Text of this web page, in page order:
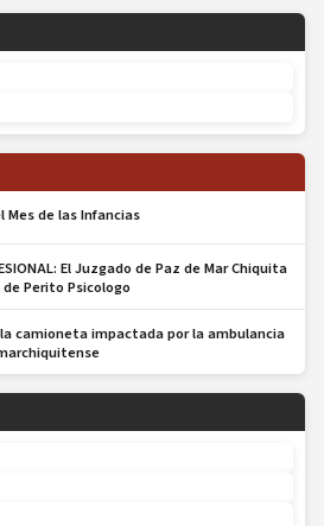
Mes de las Infancias
El Juzgado de Paz de Mar Chiquita
Perito Psicologo
camioneta impactada por la ambulancia